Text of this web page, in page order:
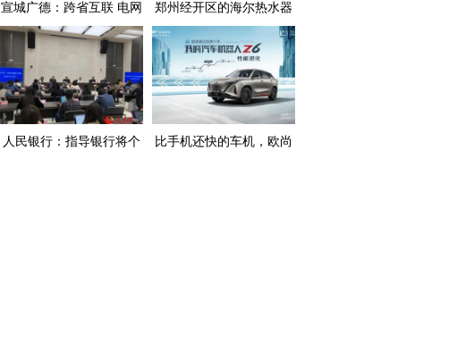
宣城广德：跨省互联 电网
郑州经开区的海尔热水器
互
人民银行：指导银行将个
比手机还快的车机，欧尚